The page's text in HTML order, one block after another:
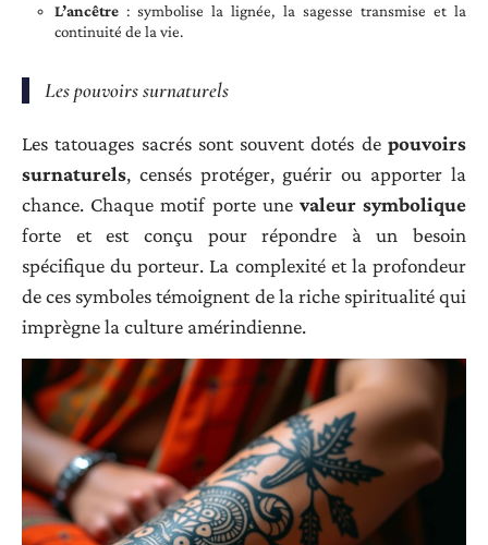
L’ancêtre : symbolise la lignée, la sagesse transmise et la
continuité de la vie.
Les pouvoirs surnaturels
Les tatouages sacrés sont souvent dotés de pouvoirs
surnaturels, censés protéger, guérir ou apporter la
chance. Chaque motif porte une valeur symbolique
forte et est conçu pour répondre à un besoin
spécifique du porteur. La complexité et la profondeur
de ces symboles témoignent de la riche spiritualité qui
imprègne la culture amérindienne.